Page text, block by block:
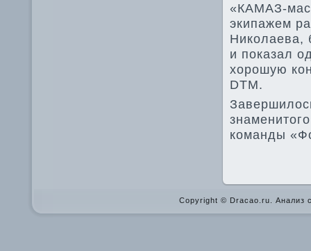
«КАМАЗ-
экипажем
Николаева,
и показал
хорошую
DTM.
команды
Copyright © Dracao.ru. Анализ